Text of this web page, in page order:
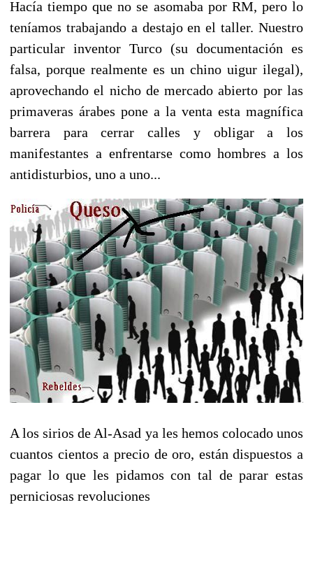
Hacía tiempo que no se asomaba por RM, pero lo
teníamos trabajando a destajo en el taller. Nuestro
particular inventor Turco (su documentación es
falsa, porque realmente es un chino uigur ilegal),
aprovechando el nicho de mercado abierto por las
primaveras árabes pone a la venta esta magnífica
barrera para cerrar calles y obligar a los
manifestantes a enfrentarse como hombres a los
antidisturbios, uno a uno...
A los sirios de Al-Asad ya les hemos colocado unos
cuantos cientos a precio de oro, están dispuestos a
pagar lo que les pidamos con tal de parar estas
perniciosas revoluciones